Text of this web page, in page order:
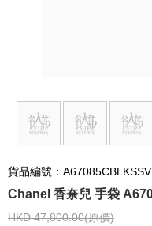
貨品編號：A67085CBLKSSV
Chanel 香奈兒 手袋
HKD 47,800.00(原價)